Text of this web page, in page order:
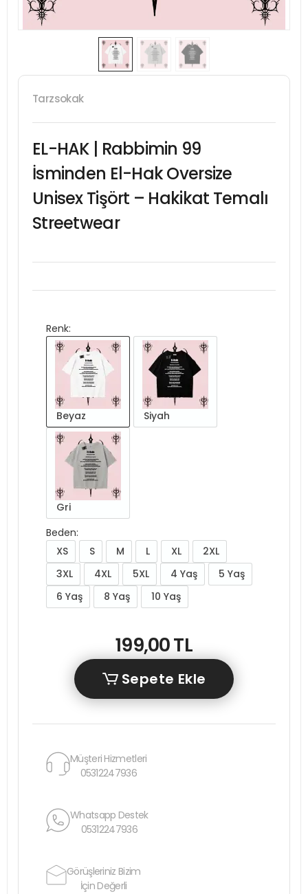
Tarzsokak
EL-HAK | Rabbimin 99
İsminden El-Hak Oversize
Unisex Tişört – Hakikat Temalı
Streetwear
Renk:
Beyaz Siyah
Gri
Beden:
XS
S M L XL
2XL
3XL
4XL 5XL 4 Yaş
5 Yaş
6 Yaş
8 Yaş 10 Yaş
199,00 TL
Sepete Ekle
Müşteri Hizmetleri
05312247936
Whatsapp Destek
05312247936
Görüşleriniz Bizim
İçin Değerli